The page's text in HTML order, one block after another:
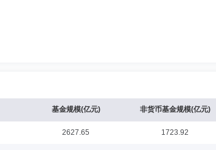
基金规模(亿元) 非货币基金规模(亿元)
2627.65 1723.92